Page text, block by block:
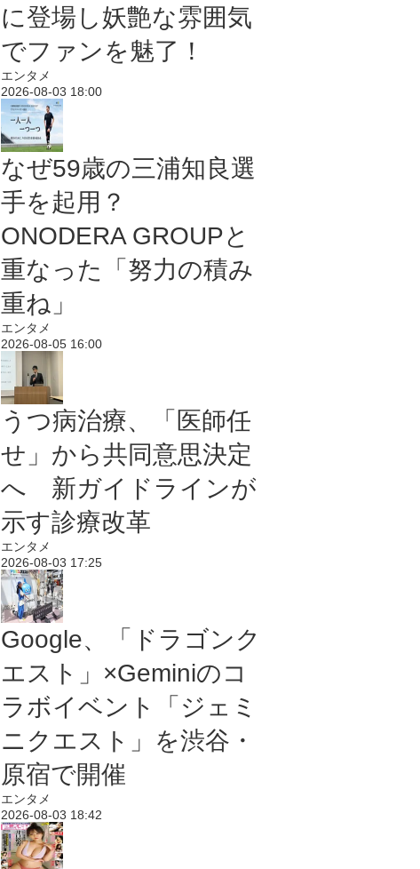
に登場し妖艶な雰囲気
でファンを魅了！
エンタメ
2026-08-03 18:00
なぜ59歳の三浦知良選
手を起用？
ONODERA GROUPと
重なった「努力の積み
重ね」
エンタメ
2026-08-05 16:00
うつ病治療、「医師任
せ」から共同意思決定
へ 新ガイドラインが
示す診療改革
エンタメ
2026-08-03 17:25
Google、「ドラゴンク
エスト」×Geminiのコ
ラボイベント「ジェミ
ニクエスト」を渋谷・
原宿で開催
エンタメ
2026-08-03 18:42